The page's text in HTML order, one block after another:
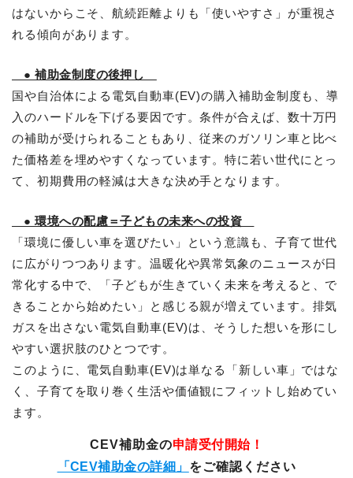
はないからこそ、航続距離よりも「使いやすさ」が重視さ
れる傾向があります。
● 補助金制度の後押し
国や自治体による電気自動車(EV)の購入補助金制度も、導
入のハードルを下げる要因です。条件が合えば、数十万円
の補助が受けられることもあり、従来のガソリン車と比べ
た価格差を埋めやすくなっています。特に若い世代にとっ
て、初期費用の軽減は大きな決め手となります。
● 環境への配慮＝子どもの未来への投資
「環境に優しい車を選びたい」という意識も、子育て世代
に広がりつつあります。温暖化や異常気象のニュースが日
常化する中で、「子どもが生きていく未来を考えると、で
きることから始めたい」と感じる親が増えています。排気
ガスを出さない電気自動車(EV)は、そうした想いを形にし
やすい選択肢のひとつです。
このように、電気自動車(EV)は単なる「新しい車」ではな
く、子育てを取り巻く生活や価値観にフィットし始めてい
ます。
CEV補助金の申請受付開始！
「CEV補助金の詳細」 をご確認ください